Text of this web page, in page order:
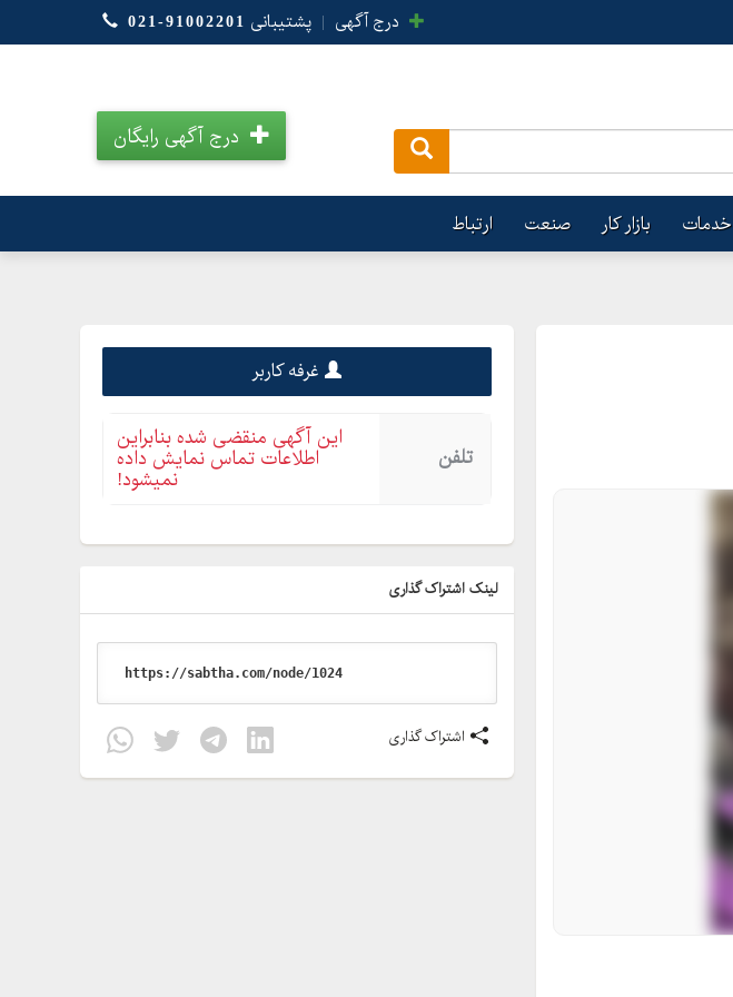
درج آگهی | پشتیبانی 021-91002201
درج آگهی رایگان
خدمات بازار کار صنعت ارتباط
غرفه کاربر
تلفن
این آگهی منقضی شده بنابراین
اطلاعات تماس نمایش داده
نمیشود!
لینک اشتراک گذاری
اشتراک گذاری